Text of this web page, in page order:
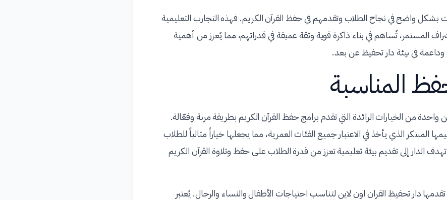
واضح في نجاح الطلاب وتقدمهم في حفظ القرآن الكريم. فهذه التجارب التعليمية
المستمر، تُساهم في بناء ذاكرة قوية وثقة عميقة في قدراتهم، مما يُعزز من أهمية
في بيئة دار تحفيظ عن بعد.
المناسبة
واحدة من الخيارات الرائدة التي تقدم برامج حفظ القرآن الكريم بطريقة مرنة وفعّالة.
المبتكر الذي يأخذ في الاعتبار جميع الفئات العمرية، مما يجعلها خياراً مثالياً للطلاب
الدار إلى تقديم بيئة تعليمية تعزز من قدرة الطلاب على حفظ وتلاوة القرآن الكريم
دار تحفيظ القران اون لاين لتناسب احتياجات الأطفال والنساء والرجال. يُعتبر